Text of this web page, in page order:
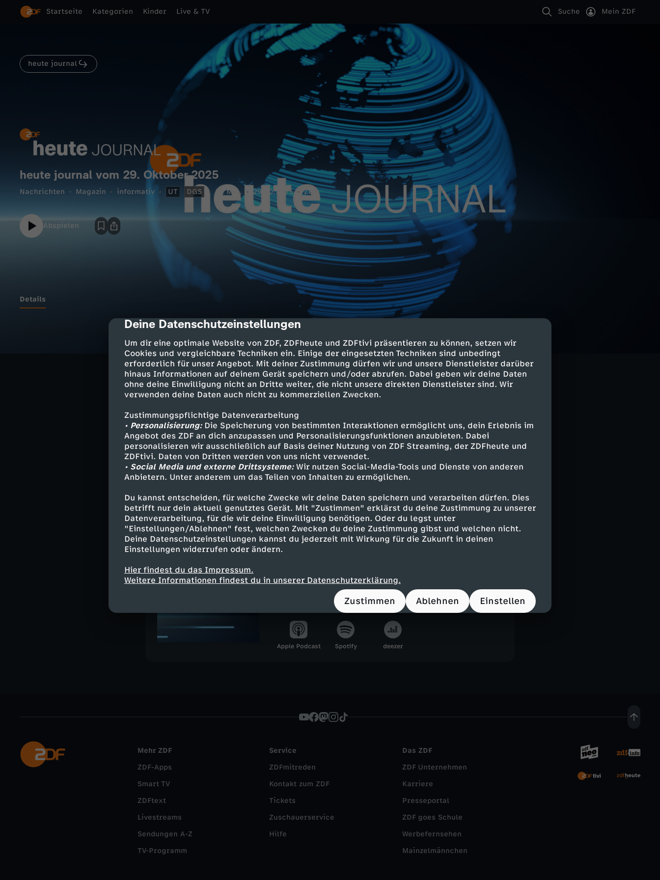
cmp-dialog-description
Deine Datenschutzeinstellungen
Um dir eine optimale Website von ZDF, ZDFheute und ZDFtivi präsentieren zu können, setzen wir
Cookies und vergleichbare Techniken ein. Einige der eingesetzten Techniken sind unbedingt
erforderlich für unser Angebot. Mit deiner Zustimmung dürfen wir und unsere Dienstleister darüber
hinaus Informationen auf deinem Gerät speichern und/oder abrufen. Dabei geben wir deine Daten
ohne deine Einwilligung nicht an Dritte weiter, die nicht unsere direkten Dienstleister sind. Wir
verwenden deine Daten auch nicht zu kommerziellen Zwecken.
Zustimmungspflichtige Datenverarbeitung
• Personalisierung:Die Speicherung von bestimmten Interaktionen ermöglicht uns, dein Erlebnis im
Angebot des ZDF an dich anzupassen und Personalisierungsfunktionen anzubieten. Dabei
personalisieren wir ausschließlich auf Basis deiner Nutzung von ZDF Streaming, der ZDFheute und
ZDFtivi. Daten von Dritten werden von uns nicht verwendet.
• Social Media und externe Drittsysteme:Wir nutzen Social-Media-Tools und Dienste von anderen
Anbietern. Unter anderem um das Teilen von Inhalten zu ermöglichen.
Du kannst entscheiden, für welche Zwecke wir deine Daten speichern und verarbeiten dürfen. Dies
betrifft nur dein aktuell genutztes Gerät. Mit "Zustimmen" erklärst du deine Zustimmung zu unserer
Datenverarbeitung, für die wir deine Einwilligung benötigen. Oder du legst unter
"Einstellungen/Ablehnen" fest, welchen Zwecken du deine Zustimmung gibst und welchen nicht.
Deine Datenschutzeinstellungen kannst du jederzeit mit Wirkung für die Zukunft in deinen
Einstellungen widerrufen oder ändern.
Hier findest du das Impressum.
Weitere Informationen findest du in unserer Datenschutzerklärung.
Zustimmen Ablehnen Einstellen
Startseite Kategorien Kinder Live & TV Suche Mein ZDF
heute journal
heute journal vom 29. Oktober 2025
Nachrichten Magazin informativ UT DGS 31 Min. 29.10.2025 ZDF
Abspielen
Details
Enges Rennen erwartet
Milliarden für die Infrastruktur
Bahnsanierung bleibt schwierig
Größte humanitäre Katastrophe
Ähnliche Inhalte entdecken
Deutsche Gebärdensprache
heute journal
heute journal - der Podcast
Gemeinsam mit Marietta Slomka, Christian
Sievers und Dunja Hayali blickt Helene Reiner in
jeder Folge auf ein wichtiges Thema der Woche.
Apple Podcast Spotify deezer
Mehr ZDF
ZDF-Apps
Smart TV
ZDFtext
Livestreams
Sendungen A-Z
TV-Programm
Service
ZDFmitreden
Kontakt zum ZDF
Tickets
Zuschauerservice
Hilfe
Das ZDF
ZDF Unternehmen
Karriere
Presseportal
ZDF goes Schule
Werbefernsehen
Mainzelmännchen